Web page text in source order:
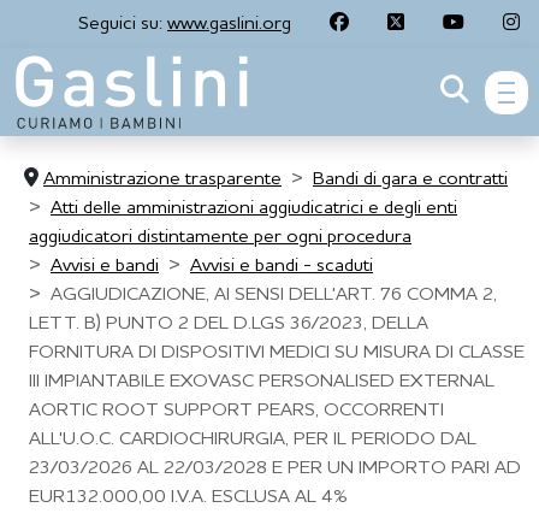
Seguici su: www.gaslini.org
Amministrazione trasparente
Bandi di gara e contratti
Atti delle amministrazioni aggiudicatrici e degli enti
aggiudicatori distintamente per ogni procedura
Avvisi e bandi
Avvisi e bandi - scaduti
AGGIUDICAZIONE, AI SENSI DELL'ART. 76 COMMA 2,
LETT. B) PUNTO 2 DEL D.LGS 36/2023, DELLA
FORNITURA DI DISPOSITIVI MEDICI SU MISURA DI CLASSE
III IMPIANTABILE EXOVASC PERSONALISED EXTERNAL
AORTIC ROOT SUPPORT PEARS, OCCORRENTI
ALL'U.O.C. CARDIOCHIRURGIA, PER IL PERIODO DAL
23/03/2026 AL 22/03/2028 E PER UN IMPORTO PARI AD
EUR132.000,00 I.V.A. ESCLUSA AL 4%